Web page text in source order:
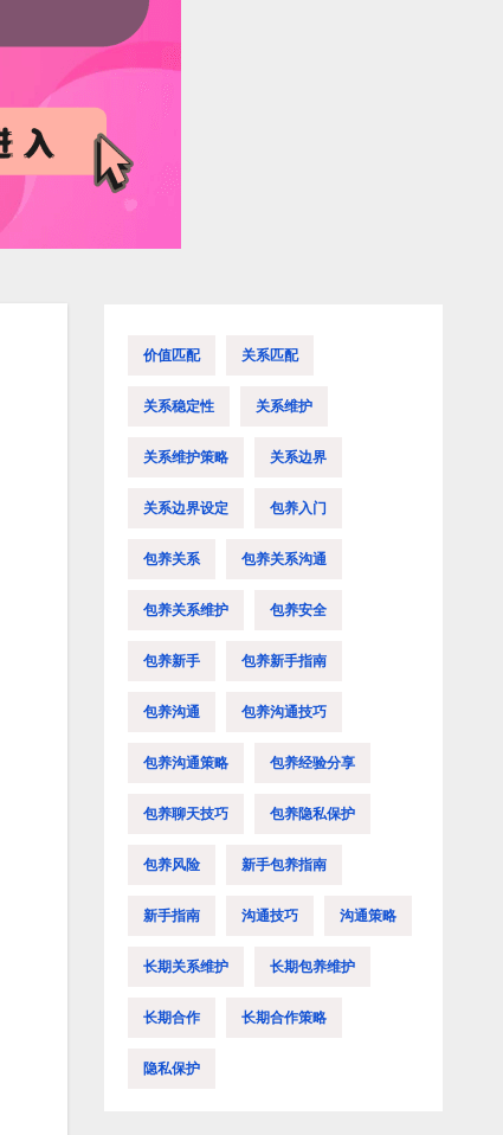
价值匹配 关系匹配
关系稳定性 关系维护
关系维护策略 关系边界
关系边界设定 包养入门
包养关系 包养关系沟通
包养关系维护 包养安全
包养新手 包养新手指南
包养沟通 包养沟通技巧
包养沟通策略 包养经验分享
包养聊天技巧 包养隐私保护
包养风险 新手包养指南
新手指南 沟通技巧 沟通策略
长期关系维护 长期包养维护
长期合作 长期合作策略
隐私保护